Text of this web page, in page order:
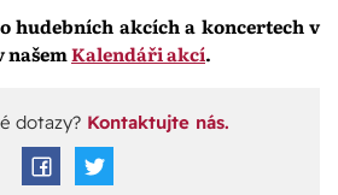
hudebních akcích a koncertech v
našemKalendáři akcí.
dotazy?Kontaktujte nás.